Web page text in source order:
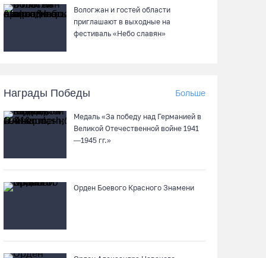
07.08.26 / 12:07
В центре Вологды появилось необычное кафе
в автобусе
трамваев остановят на три дня
На Вологодчине готовность котельных к
отопительному сезону превысила 65%
Вологжан и гостей области
приглашают в выходные на
фестиваль «Небо славян»
Награды Победы Больше
Медаль «За победу над Германией в
Великой Отечественной войне 1941
—1945 гг.»
Орден Боевого Красного Знамени